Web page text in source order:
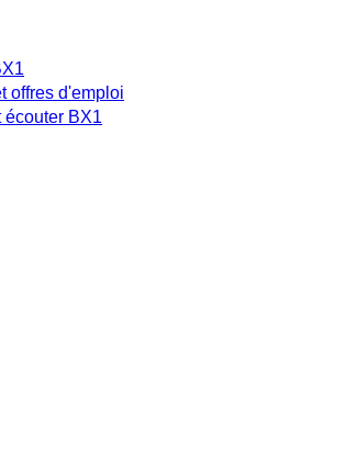
offres d'emploi
écouter BX1